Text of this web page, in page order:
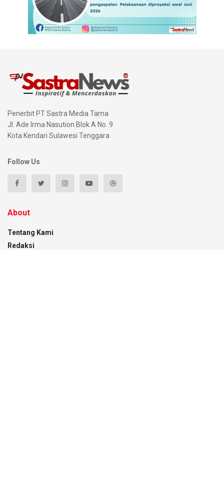
Penerbit PT Sastra Media Tama
Jl. Ade Irma Nasution Blok A No. 9
Kota Kendari Sulawesi Tenggara
Follow Us
About
Tentang Kami
Redaksi